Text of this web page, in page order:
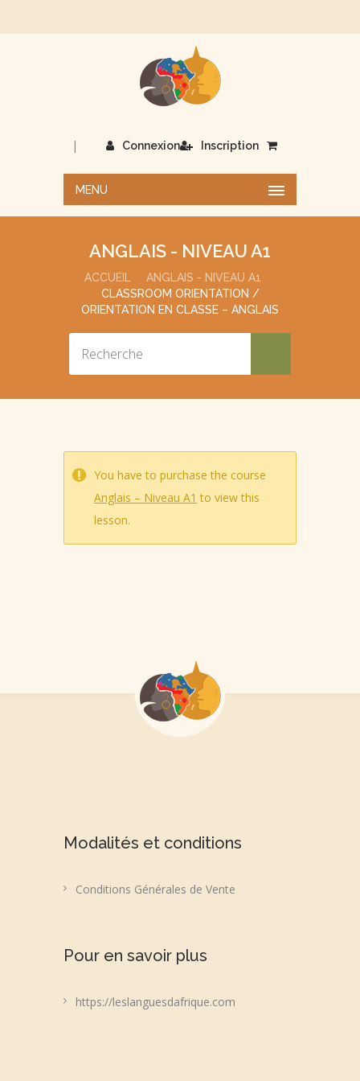
Connexion
| Inscription
MENU
ANGLAIS - NIVEAU A1
ACCUEIL
ANGLAIS - NIVEAU A1
CLASSROOM ORIENTATION /
ORIENTATION EN CLASSE – ANGLAIS
You have to purchase the course
Anglais – Niveau A1 to view this
lesson.
Modalités et conditions
Conditions Générales de Vente
Pour en savoir plus
https://leslanguesdafrique.com